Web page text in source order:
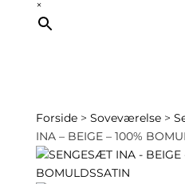
×
Forside> Soveværelse>
INA – BEIGE – 100%